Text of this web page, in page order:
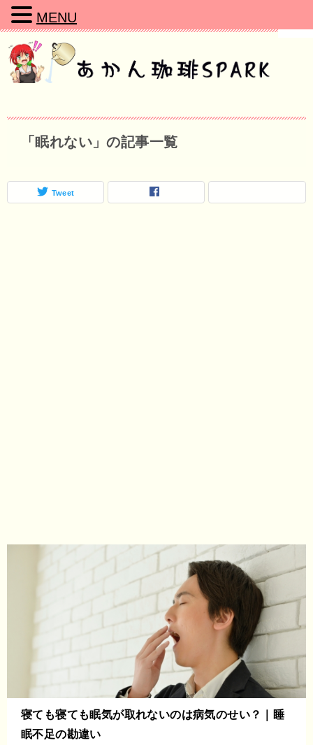
「眠れない」の記事一覧
Tweet
寝ても寝ても眠気が取れないのは病気のせい？｜睡
眠不足の勘違い
MENU